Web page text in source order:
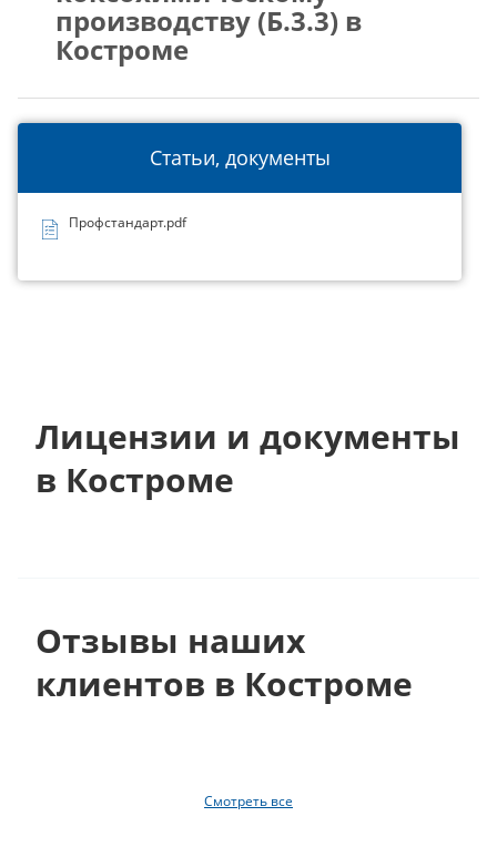
Статьи, документы
Профстандарт.pdf
производству (Б.3.3) в
Костроме
Лицензии и документы
в Костроме
Отзывы наших
клиентов в Костроме
Смотреть все